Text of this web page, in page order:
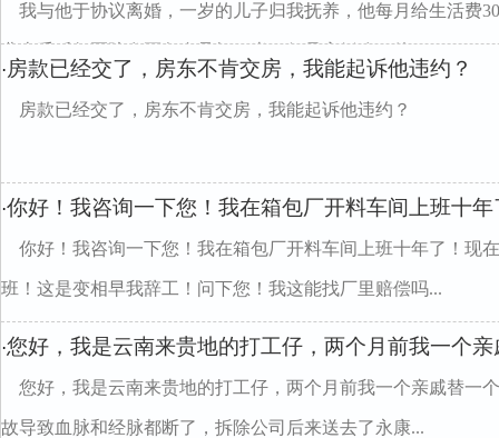
我与他于协议离婚，一岁的儿子归我抚养，他每月给生活费
费上千后凭医院发票各自承担一半。但是离婚八了他...
·房款已经交了，房东不肯交房，我能起诉他违约？
房款已经交了，房东不肯交房，我能起诉他违约？
·你好！我咨询一下您！我在箱包厂开料车间上班十
你好！我咨询一下您！我在箱包厂开料车间上班十年了！现
班！这是变相早我辞工！问下您！我这能找厂里赔偿吗...
·您好，我是云南来贵地的打工仔，两个月前我一个
您好，我是云南来贵地的打工仔，两个月前我一个亲戚替一
故导致血脉和经脉都断了，拆除公司后来送去了永康...